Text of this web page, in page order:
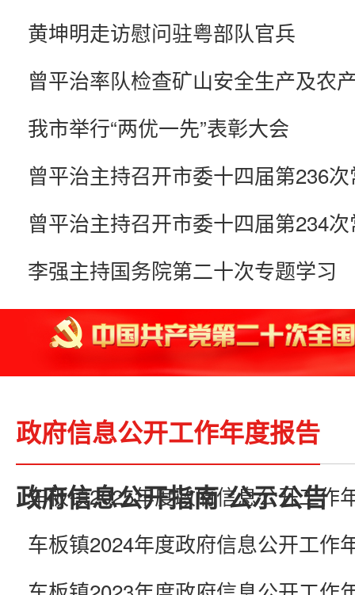
黄坤明走访慰问驻粤部队官兵
我市举行“两优一先”表彰大会
李强主持国务院第二十次专题学习
政府信息公开工作年度报告
政府信息公开指南 公示公告
车板镇2025年度政府信息公开工作
车板镇2024年度政府信息公开工作